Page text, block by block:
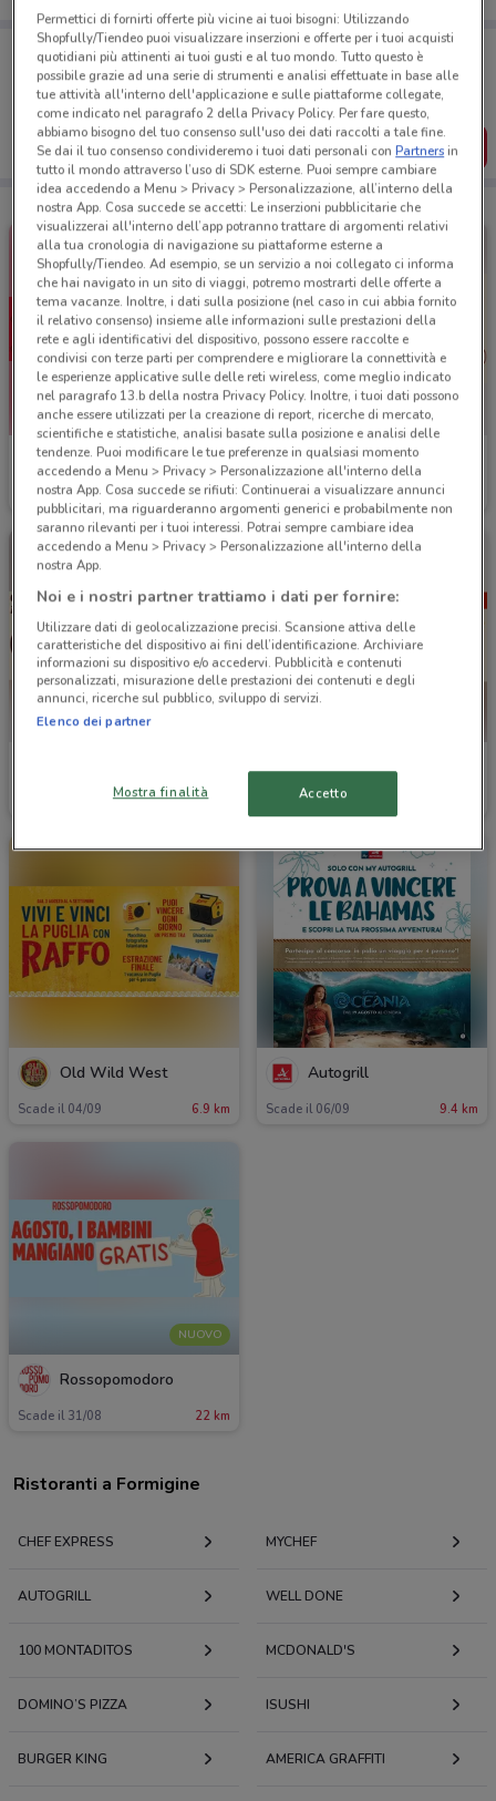
Porta DoveConviene sempre con te!
Puoi trovare le migliori offerte dei negozi vicino a te,
salvarle e creare la tua lista del risparmio, comodamente
dal tuo cellulare.
SCARICA L’APP
Roadhouse Restaurant
Scade il 18/08 3.4 km
Burger King
Scade il 07/09 5.1 km
5.1 km
Burger King
Scade il 31/12
Old Wild West
Scade il 04/09 6.9 km
Autogrill
Scade il 06/09 9.4 km
NUOVO
Rossopomodoro
Scade il 31/08 22 km
Ristoranti a Formigine
CHEF EXPRESS MYCHEF
AUTOGRILL WELL DONE
100 MONTADITOS MCDONALD'S
DOMINO’S PIZZA ISUSHI
BURGER KING AMERICA GRAFFITI
Permettici di fornirti offerte più vicine ai tuoi bisogni: Utilizzando
Shopfully/Tiendeo puoi visualizzare inserzioni e offerte per i tuoi acquisti
quotidiani più attinenti ai tuoi gusti e al tuo mondo. Tutto questo è
possibile grazie ad una serie di strumenti e analisi effettuate in base alle
tue attività all'interno dell'applicazione e sulle piattaforme collegate,
come indicato nel paragrafo 2 della Privacy Policy. Per fare questo,
abbiamo bisogno del tuo consenso sull'uso dei dati raccolti a tale fine.
Se dai il tuo consenso condivideremo i tuoi dati personali conPartnersin
tutto il mondo attraverso l’uso di SDK esterne. Puoi sempre cambiare
idea accedendo a Menu > Privacy > Personalizzazione, all’interno della
nostra App. Cosa succede se accetti: Le inserzioni pubblicitarie che
visualizzerai all'interno dell’app potranno trattare di argomenti relativi
alla tua cronologia di navigazione su piattaforme esterne a
Shopfully/Tiendeo. Ad esempio, se un servizio a noi collegato ci informa
che hai navigato in un sito di viaggi, potremo mostrarti delle offerte a
tema vacanze. Inoltre, i dati sulla posizione (nel caso in cui abbia fornito
il relativo consenso) insieme alle informazioni sulle prestazioni della
rete e agli identificativi del dispositivo, possono essere raccolte e
condivisi con terze parti per comprendere e migliorare la connettività e
le esperienze applicative sulle delle reti wireless, come meglio indicato
nel paragrafo 13.b della nostra Privacy Policy. Inoltre, i tuoi dati possono
anche essere utilizzati per la creazione di report, ricerche di mercato,
scientifiche e statistiche, analisi basate sulla posizione e analisi delle
tendenze. Puoi modificare le tue preferenze in qualsiasi momento
accedendo a Menu > Privacy > Personalizzazione all'interno della
nostra App. Cosa succede se rifiuti: Continuerai a visualizzare annunci
pubblicitari, ma riguarderanno argomenti generici e probabilmente non
saranno rilevanti per i tuoi interessi. Potrai sempre cambiare idea
accedendo a Menu > Privacy > Personalizzazione all'interno della
nostra App.
Noi e i nostri partner trattiamo i dati per fornire:
Utilizzare dati di geolocalizzazione precisi. Scansione attiva delle
caratteristiche del dispositivo ai fini dell’identificazione. Archiviare
informazioni su dispositivo e/o accedervi. Pubblicità e contenuti
personalizzati, misurazione delle prestazioni dei contenuti e degli
annunci, ricerche sul pubblico, sviluppo di servizi.
Elenco dei partner
Mostra finalità Accetto